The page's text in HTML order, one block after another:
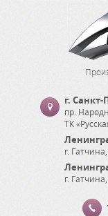
г. Санкт-
пр.
ТК
г. Гатчина
г. Гатчина